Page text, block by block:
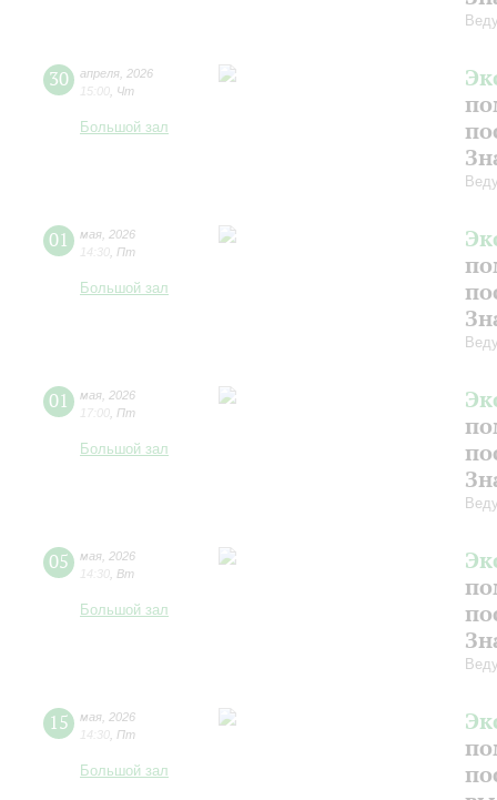
30 апреля 2026
15:00 Чт
Большой зал
01 мая 2026
14:30 Пт
Большой зал
01 мая 2026
17:00 Пт
Большой зал
05 мая 2026
14:30 Вт
Большой зал
15 мая 2026
14:30 Пт
Большой зал